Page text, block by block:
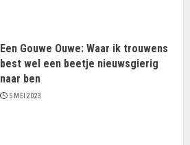
Een Gouwe Ouwe: Waar ik trouwens
best wel een beetje nieuwsgierig
naar ben
5 MEI 2023